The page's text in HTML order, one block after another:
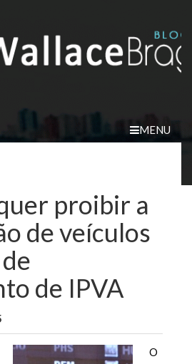
MENU
proibir a
de veículos
de IPVA
O